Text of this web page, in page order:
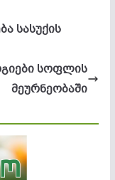
სასუქის
სოფლის
მეურნეობაში